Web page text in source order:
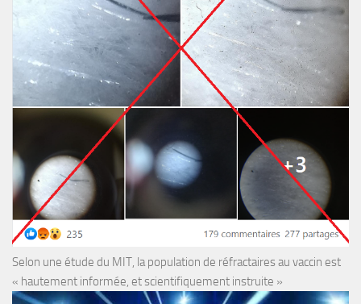
Selon une étude du MIT, la population de réfractaires au vaccin est
« hautement informée, et scientifiquement instruite »